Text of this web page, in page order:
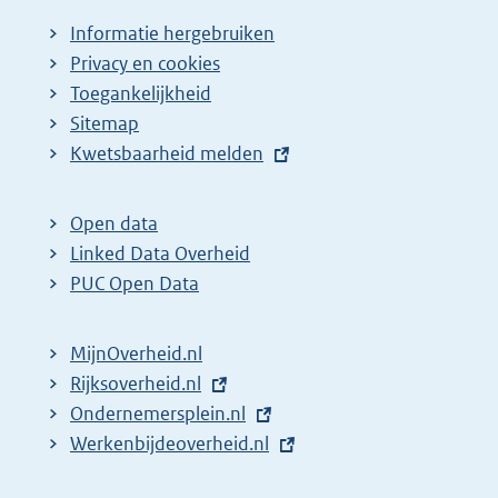
Informatie hergebruiken
Privacy en cookies
Toegankelijkheid
Sitemap
E
t
e
r
l
i
n
k
Kwetsbaarheid melden
Open data
Linked Data Overheid
PUC Open Data
MijnOverheid.nl
E
x
t
Rijksoverheid.nl
E
x
Ondernemersplein.nl
E
Werkenbijdeoverheid.nl